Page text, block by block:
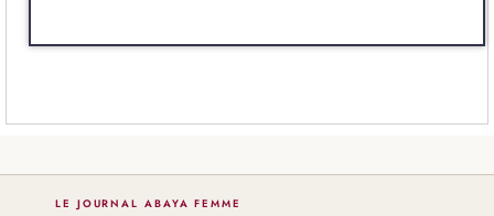
LE JOURNAL ABAYA FEMME